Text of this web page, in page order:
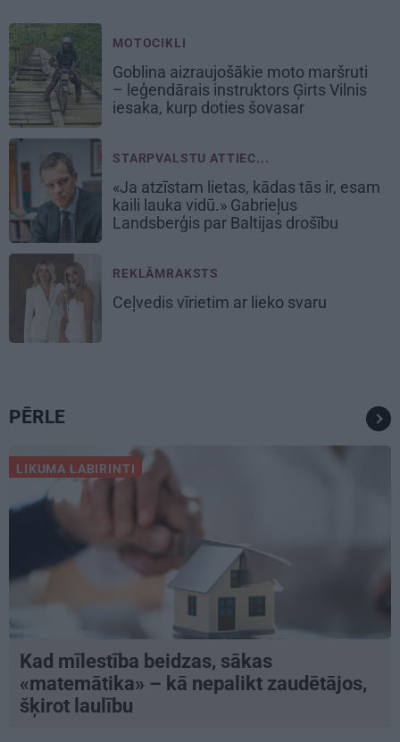
MOTOCIKLI
Goblina aizraujošākie moto maršruti
– leģendārais instruktors Ģirts Vilnis
iesaka, kurp doties šovasar
STARPVALSTU ATTIEC...
«Ja atzīstam lietas, kādas tās ir, esam
kaili lauka vidū.» Gabrieļus
Landsberģis par Baltijas drošību
REKLĀMRAKSTS
Ceļvedis vīrietim ar lieko svaru
PĒRLE
LIKUMA LABIRINTI
Kad mīlestība beidzas, sākas
«matemātika» – kā nepalikt zaudētājos,
šķirot laulību